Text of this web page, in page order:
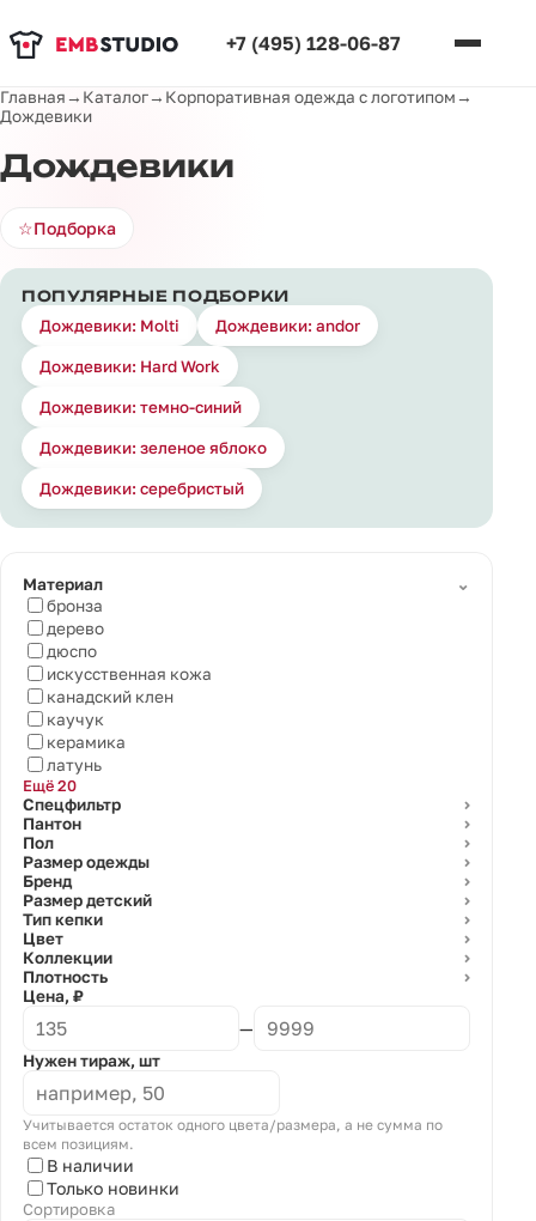
+7 (495) 128-06-87
Главная→ Каталог→ Корпоративная одежда с логотипом→
Дождевики
Дождевики
☆Подборка
ПОПУЛЯРНЫЕ ПОДБОРКИ
Дождевики: Molti Дождевики: andor
Дождевики: Hard Work
Дождевики: темно-синий
Дождевики: зеленое яблоко
Дождевики: серебристый
Материал
⌄
бронза
дерево
дюспо
искусственная кожа
канадский клен
каучук
керамика
латунь
Ещё 20
Спецфильтр
⌄
Пантон ⌄
Пол ⌄
Размер одежды ⌄
Бренд ⌄
Размер детский ⌄
Тип кепки ⌄
Цвет ⌄
Коллекции ⌄
Плотность ⌄
Цена, ₽
—
Нужен тираж, шт
Учитывается остаток одного цвета/размера, а не сумма по
всем позициям.
В наличии
Только новинки
Сортировка